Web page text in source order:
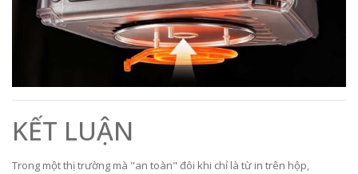
KẾT LUẬN
Trong một thị trường mà "an toàn" đôi khi chỉ là từ in trên hộp,